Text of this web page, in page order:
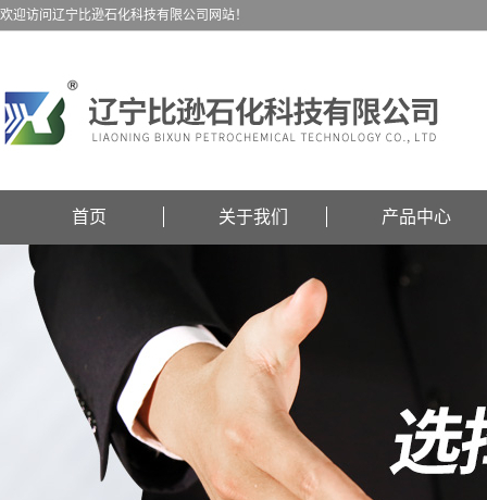
欢迎访问辽宁比逊石化科技有限公司网站！
首页 关于我们 产品中心